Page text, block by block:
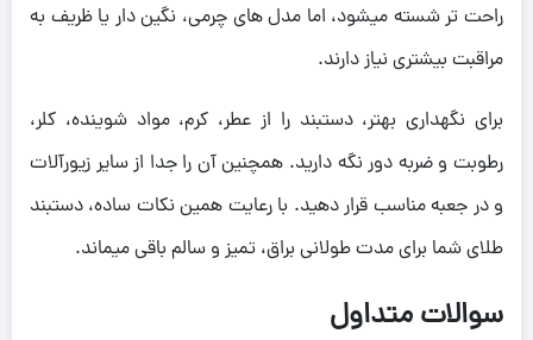
راحت تر شسته میشود، اما مدل های چرمی، نگین دار یا ظریف به
مراقبت بیشتری نیاز دارند.
برای نگهداری بهتر، دستبند را از عطر، کرم، مواد شوینده، کلر،
رطوبت و ضربه دور نگه دارید. همچنین آن را جدا از سایر زیورآلات
و در جعبه مناسب قرار دهید. با رعایت همین نکات ساده، دستبند
طلای شما برای مدت طولانی براق، تمیز و سالم باقی میماند.
سوالات متداول